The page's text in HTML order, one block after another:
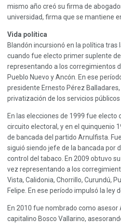
mismo año creó su firma de
universidad, firma que se mantiene
Vida política
Blandón incursionó en la política tras
cuando fue electo primer suplente
representando a los corregimientos
Pueblo Nuevo y Ancón. En ese
presidente Ernesto Pérez
privatización de los servicios
En las elecciones de 1999 fue
circuito electoral, y en el quinquenio
de bancada del partido Arnulfista.
siguió siendo jefe de la bancada por
control del tabaco. En 2009 obtuvo
vez representando a los
Vista, Calidonia, Chorrillo, Curundú,
Felipe. En ese período impulsó la ley
En 2010 fue nombrado como asesor
capitalino Bosco Vallarino,